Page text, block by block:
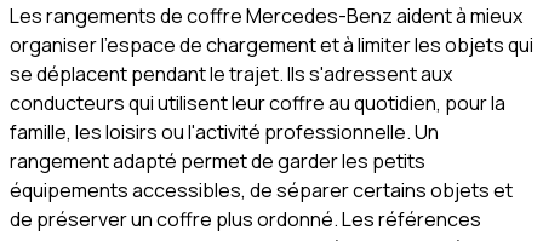
Les rangements de coffre Mercedes-Benz aident à mieux
organiser l'espace de chargement et à limiter les objets qui
se déplacent pendant le trajet. Ils s'adressent aux
conducteurs qui utilisent leur coffre au quotidien, pour la
famille, les loisirs ou l'activité professionnelle. Un
rangement adapté permet de garder les petits
équipements accessibles, de séparer certains objets et
de préserver un coffre plus ordonné. Les références